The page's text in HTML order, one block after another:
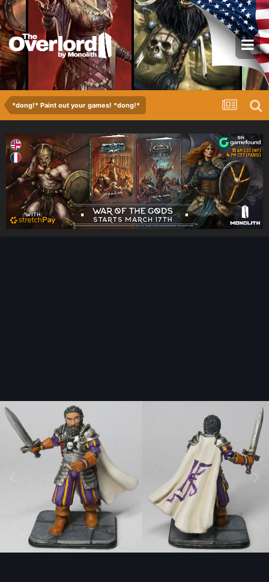
*dong!* Paint out your games! *dong!*